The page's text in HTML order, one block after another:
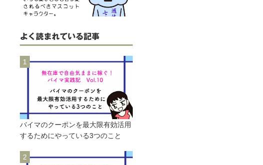
よく読まれている記事
バイマのクーポンを最大限有効活用
するためにやっている3つのこと